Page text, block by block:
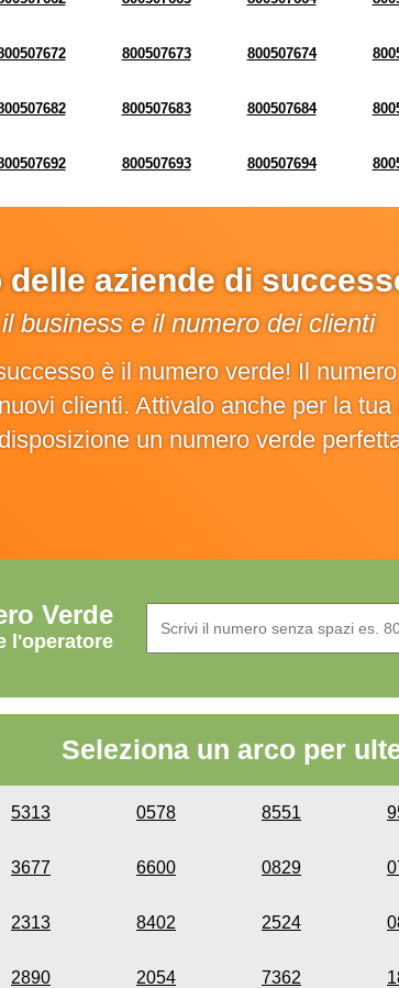
800507673 800507674
800507683 800507684
800507693 800507694
aziende di
business e il numero dei clienti
è il numero verde! Il
clienti. Attivalo anche per la
un numero verde
Verde
l'operatore
Seleziona un arco per
5313 0578 8551
3677 6600 0829
2313 8402 2524
2890 2054 7362